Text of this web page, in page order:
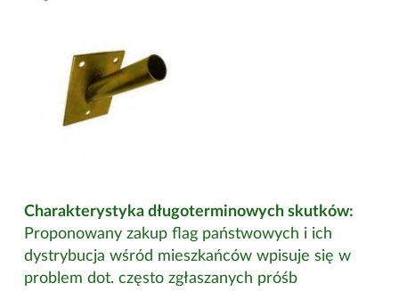
Charakterystyka długoterminowych skutków:
Proponowany zakup flag państwowych i ich
dystrybucja wśród mieszkańców wpisuje się w
problem dot. często zgłaszanych próśb